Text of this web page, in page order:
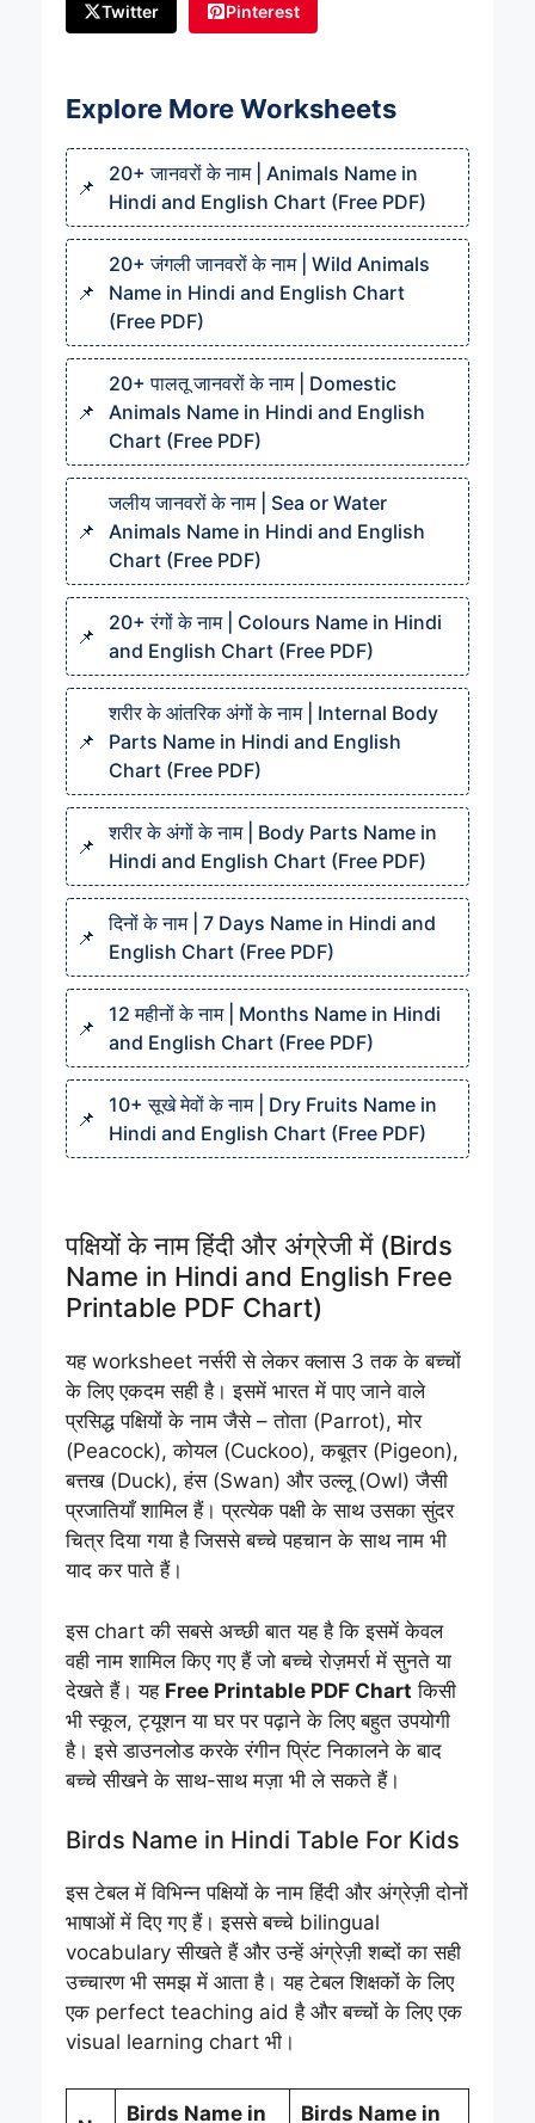
Twitter Pinterest
Explore More Worksheets
20+ जानवरों के नाम | Animals Name in
Hindi and English Chart (Free PDF)
20+ जंगली जानवरों के नाम | Wild Animals
Name in Hindi and English Chart
(Free PDF)
20+ पालतू जानवरों के नाम | Domestic
Animals Name in Hindi and English
Chart (Free PDF)
जलीय जानवरों के नाम | Sea or Water
Animals Name in Hindi and English
Chart (Free PDF)
20+ रंगों के नाम | Colours Name in Hindi
and English Chart (Free PDF)
शरीर के आंतरिक अंगों के नाम | Internal Body
Parts Name in Hindi and English
Chart (Free PDF)
शरीर के अंगों के नाम | Body Parts Name in
Hindi and English Chart (Free PDF)
दिनों के नाम | 7 Days Name in Hindi and
English Chart (Free PDF)
12 महीनों के नाम | Months Name in Hindi
and English Chart (Free PDF)
10+ सूखे मेवों के नाम | Dry Fruits Name in
Hindi and English Chart (Free PDF)
पक्षियों के नाम हिंदी और अंग्रेजी में (Birds
Name in Hindi and English Free
Printable PDF Chart)
यह worksheet नर्सरी से लेकर क्लास 3 तक के बच्चों
के लिए एकदम सही है। इसमें भारत में पाए जाने वाले
प्रसिद्ध पक्षियों के नाम जैसे – तोता (Parrot), मोर
(Peacock), कोयल (Cuckoo), कबूतर (Pigeon),
बत्तख (Duck), हंस (Swan) और उल्लू (Owl) जैसी
प्रजातियाँ शामिल हैं। प्रत्येक पक्षी के साथ उसका सुंदर
चित्र दिया गया है जिससे बच्चे पहचान के साथ नाम भी
याद कर पाते हैं।
इस chart की सबसे अच्छी बात यह है कि इसमें केवल
वही नाम शामिल किए गए हैं जो बच्चे रोज़मर्रा में सुनते या
देखते हैं। यह Free Printable PDF Chart किसी
भी स्कूल, ट्यूशन या घर पर पढ़ाने के लिए बहुत उपयोगी
है। इसे डाउनलोड करके रंगीन प्रिंट निकालने के बाद
बच्चे सीखने के साथ-साथ मज़ा भी ले सकते हैं।
Birds Name in Hindi Table For Kids
इस टेबल में विभिन्न पक्षियों के नाम हिंदी और अंग्रेज़ी दोनों
भाषाओं में दिए गए हैं। इससे बच्चे bilingual
vocabulary सीखते हैं और उन्हें अंग्रेज़ी शब्दों का सही
उच्चारण भी समझ में आता है। यह टेबल शिक्षकों के लिए
एक perfect teaching aid है और बच्चों के लिए एक
visual learning chart भी।
Birds Name in Birds Name in